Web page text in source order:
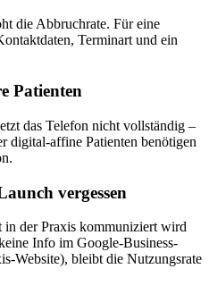
die Abbruchrate. Für eine
Terminart und ein
Patienten
das Telefon nicht vollständig –
digital-affine Patienten benötigen
vergessen
in der Praxis kommuniziert wird
Info im Google-Business-
Website), bleibt die Nutzungsrate